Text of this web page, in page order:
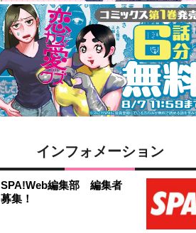
インフォメーション
SPA!Web編集部 編集者
募集！